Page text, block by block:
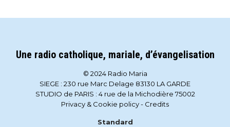
Une radio catholique, mariale, d’évangelisation
© 2024 Radio Maria
SIEGE : 230 rue Marc Delage 83130 LA GARDE
STUDIO de PARIS : 4 rue de la Michodière 75002
Privacy & Cookie policy- Credits
Standard